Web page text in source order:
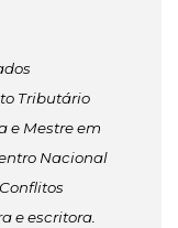
Tributário
e Mestre em
Nacional
e escritora.